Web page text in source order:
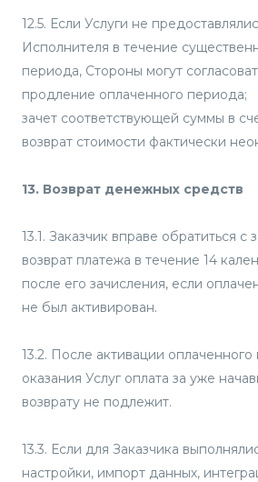
12.5. Если Услуги не
Исполнителя в течение
периода, Стороны могут
продление оплаченного периода;
зачет соответствующей суммы в
возврат стоимости фактически
13. Возврат денежных средств
13.1. Заказчик вправе обратиться с
возврат платежа в течение 14
после его зачисления, если
не был активирован.
13.2. После активации
оказания Услуг оплата за уже
возврату не подлежит.
13.3. Если для Заказчика
настройки, импорт данных,